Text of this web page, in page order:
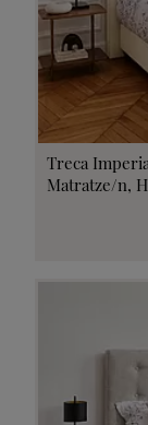
Treca
Matratze/n,